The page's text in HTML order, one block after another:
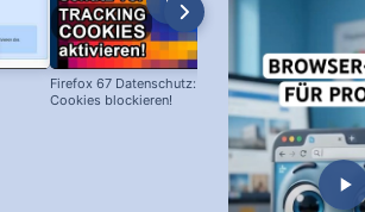
Firefox 67 Datenschutz: Tracking
Cookies blockieren!
Firefox
auf